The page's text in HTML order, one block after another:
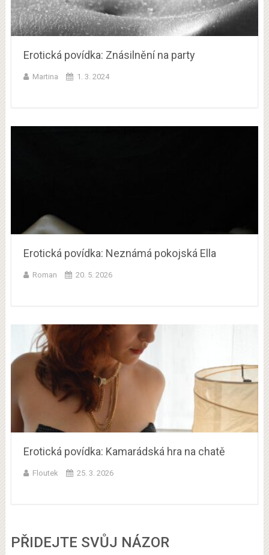
Erotická povídka: Znásilnění na party
Martina 1. 3. 2024
Erotická povídka: Neznámá pokojská Ella
Roman 20. 5. 2026
Erotická povídka: Kamarádská hra na chatě
Floutek 25. 3. 2026
PŘIDEJTE SVŮJ NÁZOR